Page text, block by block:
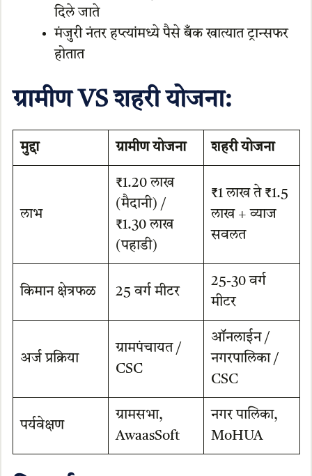
दिले जाते
मंजुरी नंतर हप्त्यांमध्ये पैसे बँक खात्यात ट्रान्सफर
होतात
ग्रामीण VS शहरी योजना:
मुद्दा ग्रामीण योजना शहरी योजना
लाभ
₹1.20 लाख
(मैदानी) /
₹1.30 लाख
(पहाडी)
₹1 लाख ते ₹1.5
लाख + व्याज
सवलत
किमान क्षेत्रफळ 25 वर्ग मीटर
25-30 वर्ग
मीटर
अर्ज प्रक्रिया
ग्रामपंचायत /
CSC
ऑनलाईन /
नगरपालिका /
CSC
पर्यवेक्षण
ग्रामसभा,
AwaasSoft
नगर पालिका,
MoHUA